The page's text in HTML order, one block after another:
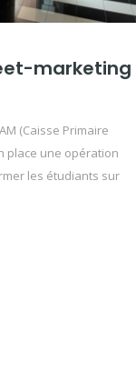
marketing
(Caisse Primaire
place une opération
les étudiants sur